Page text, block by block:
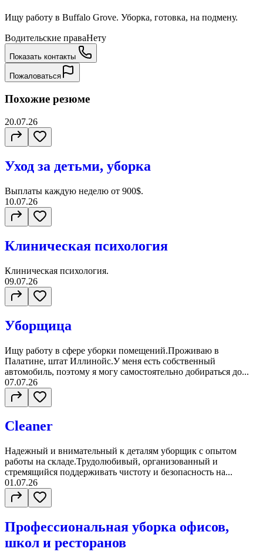
Ищу работу в Buffalo Grove. Уборка, готовка, на подмену.
Водительские праваНету
Показать контакты
Пожаловаться
Похожие резюме
20.07.26
Уход за детьми, уборка
Выплаты каждую неделю от 900$.
10.07.26
Клиническая психология
Клиническая психология.
09.07.26
Уборщица
Ищу работу в сфере уборки помещений.Проживаю в
Палатине, штат Иллинойс.У меня есть собственный
автомобиль, поэтому я могу самостоятельно добираться до...
07.07.26
Cleaner
Надежный и внимательный к деталям уборщик с опытом
работы на складе.Трудолюбивый, организованный и
стремящийся поддерживать чистоту и безопасность на...
01.07.26
Профессиональная уборка офисов,
школ и ресторанов